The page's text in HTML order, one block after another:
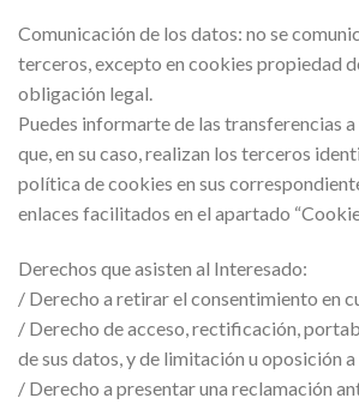
Comunicación de los datos: no se
terceros, excepto en cookies propiedad
obligación legal.
Puedes informarte de las transferencias
que, en su caso, realizan los terceros
política de cookies en sus
enlaces facilitados en el apartado
Derechos que asisten al Interesado:
/ Derecho a retirar el consentimiento en
/ Derecho de acceso, rectificación,
de sus datos, y de limitación u oposición
/ Derecho a presentar una reclamación